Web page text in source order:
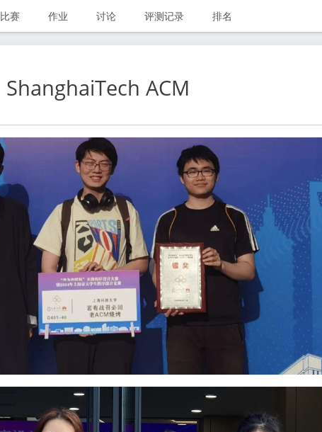
比赛 作业 讨论 评测记录 排名
ShanghaiTech ACM